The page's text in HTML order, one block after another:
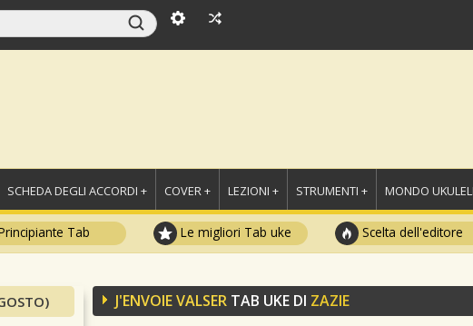
SCHEDA DEGLI ACCORDI + COVER + LEZIONI + STRUMENTI + MONDO
Tab Le migliori Tab uke Scelta dell'editore
J'ENVOIE VALSER TAB UKE DI ZAZIE